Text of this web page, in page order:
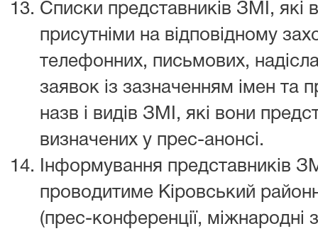
Списки представників ЗМІ, які
присутніми на відповідному
телефонних, письмових,
заявок із зазначенням імен та
назв і видів ЗМІ, які вони
визначених у прес-анонсі.
Інформування представників
проводитиме Кіровський
(прес-конференції, міжнародні